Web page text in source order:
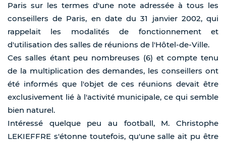
Paris sur les termes d'une note adressée à tous les
conseillers de Paris, en date du 31 janvier 2002, qui
rappelait les modalités de fonctionnement et
d'utilisation des salles de réunions de l'Hôtel-de-Ville.
Ces salles étant peu nombreuses (6) et compte tenu
de la multiplication des demandes, les conseillers ont
été informés que l'objet de ces réunions devait être
exclusivement lié à l'activité municipale, ce qui semble
bien naturel.
Intéressé quelque peu au football, M. Christophe
LEKIEFFRE s'étonne toutefois, qu'une salle ait pu être